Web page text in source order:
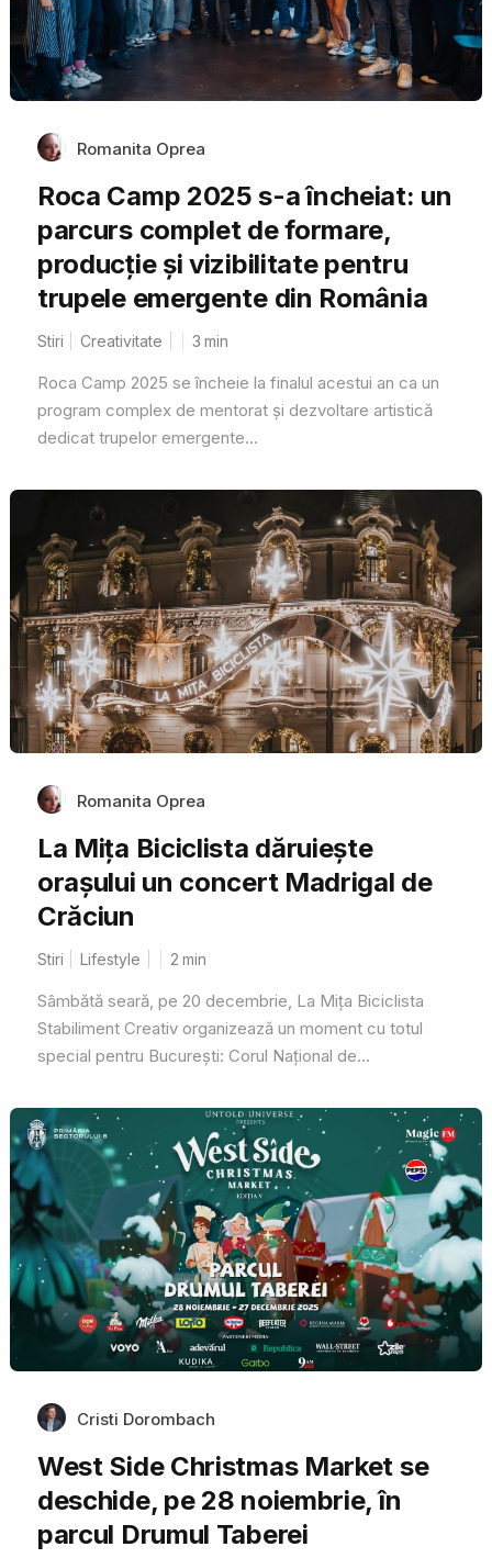
Romanita Oprea
Roca Camp 2025 s-a încheiat: un
parcurs complet de formare,
producție și vizibilitate pentru
trupele emergente din România
Stiri Creativitate 3 min
Roca Camp 2025 se încheie la finalul acestui an ca un
program complex de mentorat și dezvoltare artistică
dedicat trupelor emergente...
Romanita Oprea
La Mița Biciclista dăruiește
orașului un concert Madrigal de
Crăciun
Stiri Lifestyle 2 min
Sâmbătă seară, pe 20 decembrie, La Mița Biciclista
Stabiliment Creativ organizează un moment cu totul
special pentru București: Corul Național de...
Cristi Dorombach
West Side Christmas Market se
deschide, pe 28 noiembrie, în
parcul Drumul Taberei